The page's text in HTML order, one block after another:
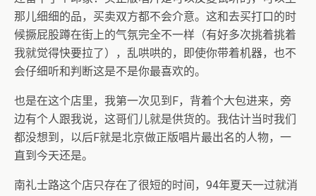
那儿细细的品，买卖双方都不会介意。这和去买打口的时
候撅屁股蹲在街上的气氛完全不一样（有好多次挑着挑着
我就觉得快要拉了），乱哄哄的，即使你带着机器，也不
会仔细听和判断这是不是你最喜欢的。
也是在这个店里，我第一次见到F，背着个大包进来，旁
边有个人跟我说，这哥们儿就是供货的。我估计当时我们
都没想到，以后F就是北京做正版唱片最出名的人物，一
直到今天还是。
南礼士路这个店只存在了很短的时间，94年夏天一过就消